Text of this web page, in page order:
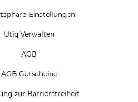
Einstellungen
Utiq Verwalten
AGB
AGB Gutscheine
zur Barrierefreiheit